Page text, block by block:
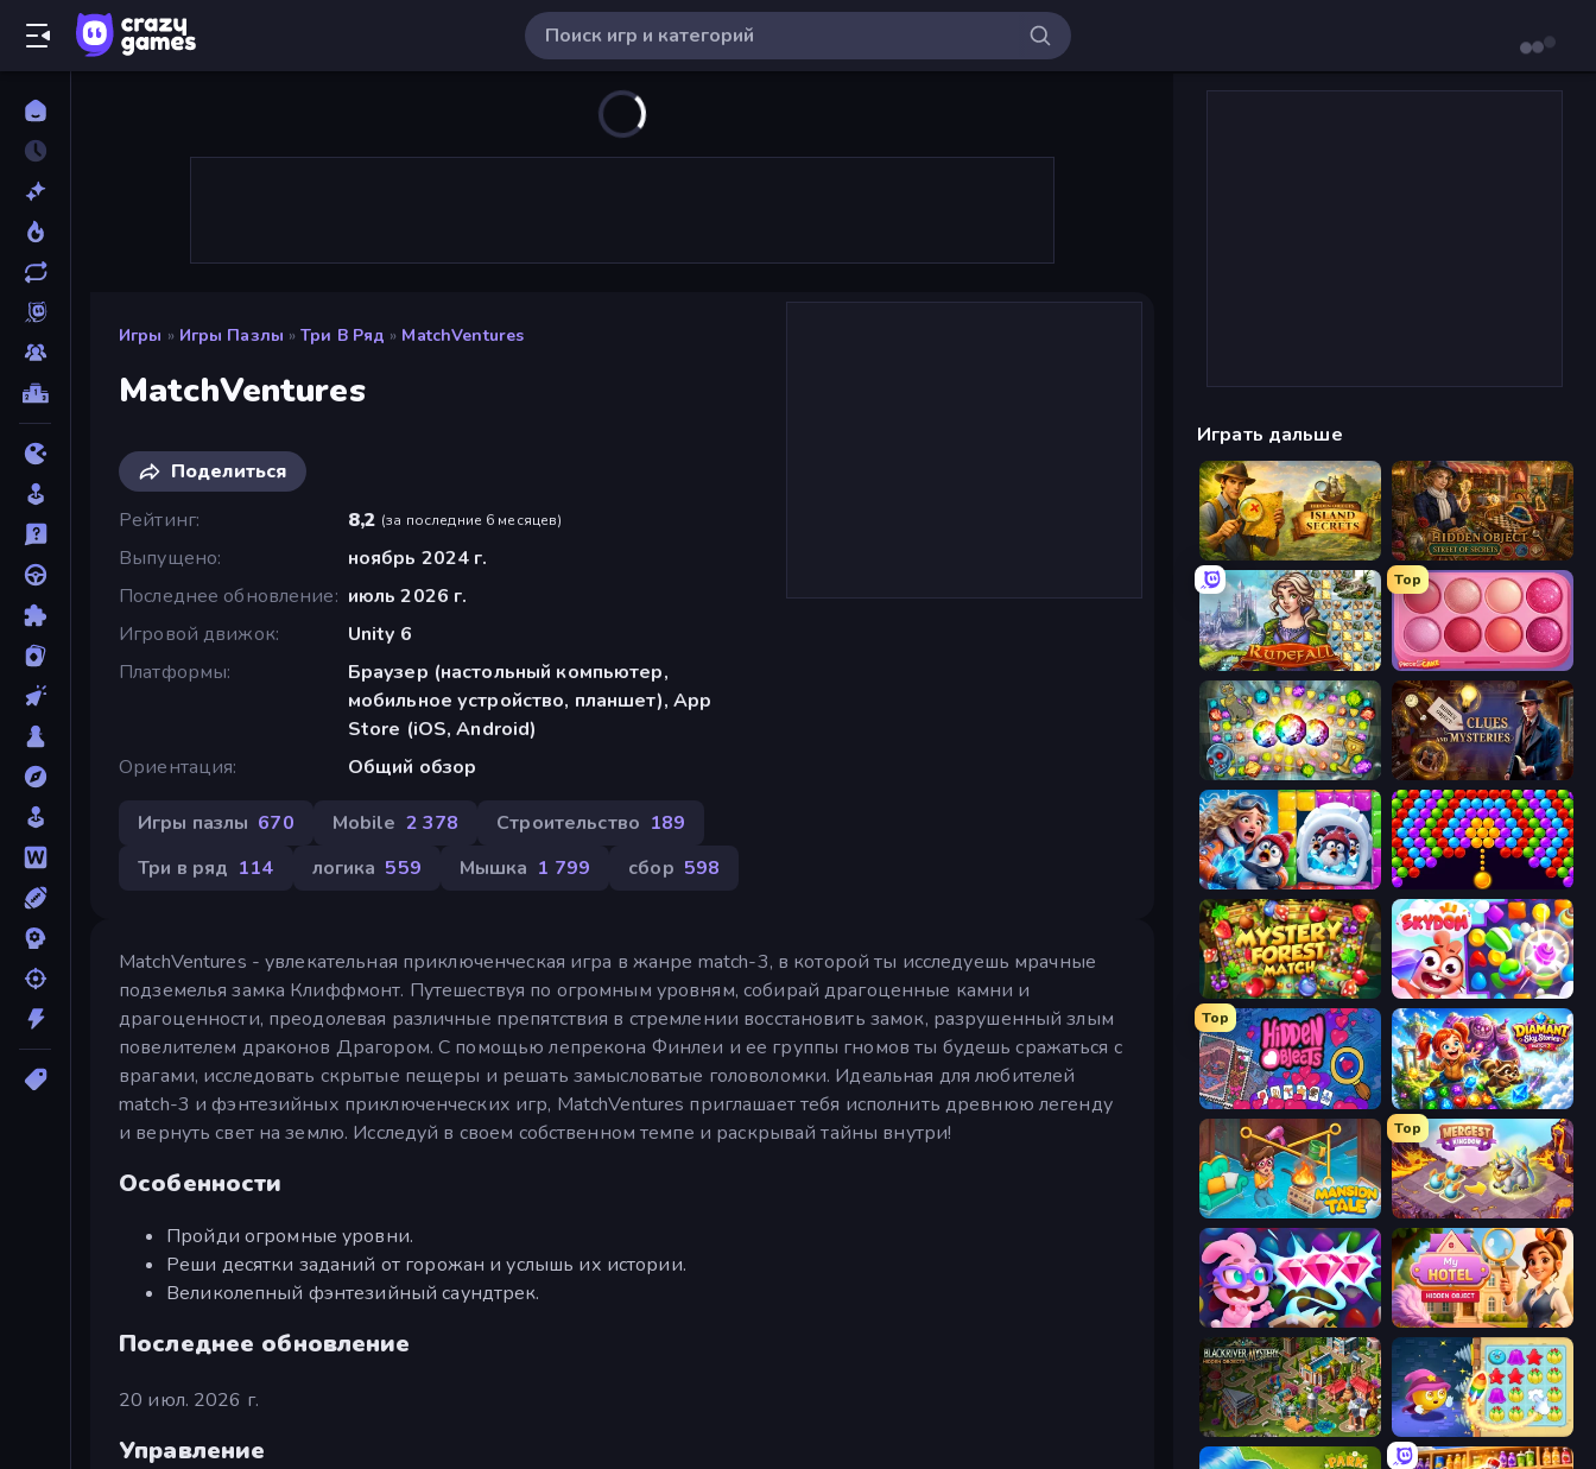
Игры » Игры Пазлы » Три В Ряд » MatchVentures
MatchVentures
Поделиться
Рейтинг
8,2 (за последние 6 месяцев)
Выпущено
ноябрь 2024 г.
Последнее обновление
июль 2026 г.
Игровой движок
Unity 6
Платформы
Браузер (настольный компьютер,
мобильное устройство, планшет), App
Store (iOS, Android)
Ориентация
Общий обзор
Игры пазлы 670 Mobile 2 378 Строительство 189
Три в ряд 114 логика 559 Мышка 1 799 сбор 598
MatchVentures - увлекательная приключенческая игра в жанре match-3, в которой ты исследуешь мрачные
подземелья замка Клиффмонт. Путешествуя по огромным уровням, собирай драгоценные камни и
драгоценности, преодолевая различные препятствия в стремлении восстановить замок, разрушенный злым
повелителем драконов Драгором. С помощью лепрекона Финлеи и ее группы гномов ты будешь сражаться с
врагами, исследовать скрытые пещеры и решать замысловатые головоломки. Идеальная для любителей
match-3 и фэнтезийных приключенческих игр, MatchVentures приглашает тебя исполнить древнюю легенду
и вернуть свет на землю. Исследуй в своем собственном темпе и раскрывай тайны внутри!
Особенности
Пройди огромные уровни.
Реши десятки заданий от горожан и услышь их истории.
Великолепный фэнтезийный саундтрек.
Последнее обновление
20 июл. 2026 г.
Управление
Играть дальше
Hidden Objects: Island Secrets Hidden Object: Street Of Secrets
Runefall
Top
Piece of Cake: Merge and Bake
Forgotten Treasure 2 Hidden Object: Clues and Mysteries
Captain Blast Bubble Story
Mystery Forest - Match 3 Skydom
Top
Hidden Objects Diamant: Sky Stories Match 3
Mansion Tale: Merge Secrets
Top
Mergest Kingdom
Skydom: Reforged Hidden Object: My Hotel
Blackriver Mystery: Hidden Objects Candy Riddles